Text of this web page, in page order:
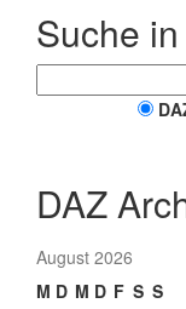
Suche
DAZ
August 2026
M D M D F S S